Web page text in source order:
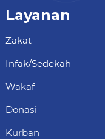
Layanan
Zakat
Infak/Sedekah
Wakaf
Donasi
Kurban